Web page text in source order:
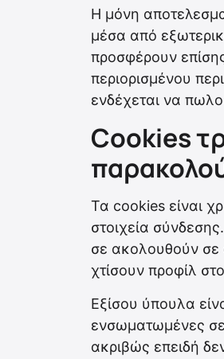
Η μόνη
μέσα από
προσφέρουν
περιορισμένου
ενδέχεται να
Cookies
Τα cookies είναι
στοιχεία
σε ακολουθούν σε
χτίσουν προφίλ
Εξίσου ύπουλα
ενσωματωμένες
ακριβώς επειδή